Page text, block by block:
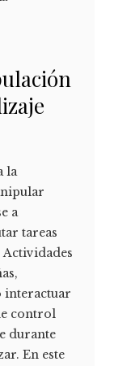
la
a
tareas
interactuar
control
durante
En este